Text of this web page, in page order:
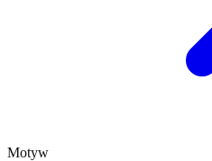
Motyw